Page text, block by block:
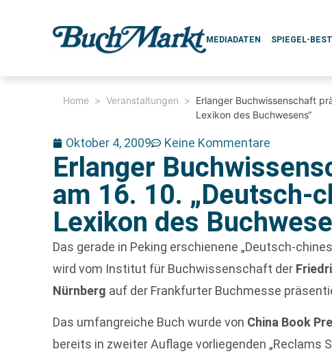
MEDIADATEN SPIEGEL-
Home > Veranstaltungen > Erlanger Buchwissenschaft
Lexikon des Buchwesens“
Oktober 4, 2009 Keine Kommentare
Erlanger
am 16. 10. „Deutsch-
Lexikon des
Das gerade in Peking erschienene „Deutsch-
wird vom Institut für Buchwissenschaft der
Nürnberg auf der Frankfurter Buchmesse
Das umfangreiche Buch wurde von China Book
bereits in zweiter Auflage vorliegenden „Reclams